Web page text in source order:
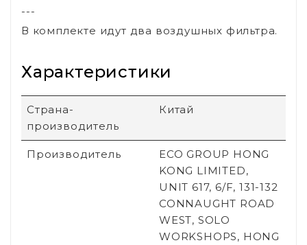
---
В комплекте идут два воздушных фильтра.
Характеристики
Страна-
производитель
Китай
Производитель
ECO GROUP HONG
KONG LIMITED,
UNIT 617, 6/F, 131-132
CONNAUGHT ROAD
WEST, SOLO
WORKSHOPS, HONG